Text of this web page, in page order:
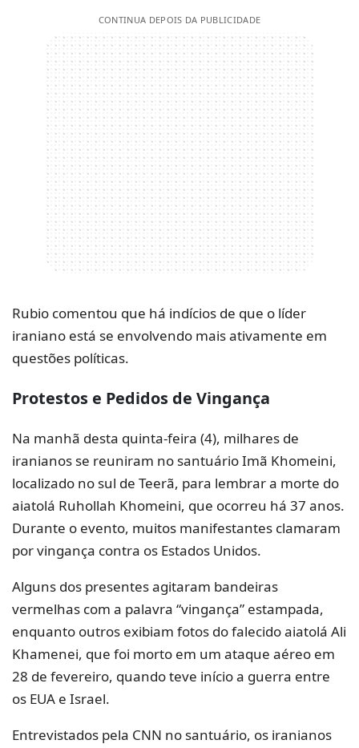
CONTINUA DEPOIS DA PUBLICIDADE
Rubio comentou que há indícios de que o líder
iraniano está se envolvendo mais ativamente em
questões políticas.
Protestos e Pedidos de Vingança
Na manhã desta quinta-feira (4), milhares de
iranianos se reuniram no santuário Imã Khomeini,
localizado no sul de Teerã, para lembrar a morte do
aiatolá Ruhollah Khomeini, que ocorreu há 37 anos.
Durante o evento, muitos manifestantes clamaram
por vingança contra os Estados Unidos.
Alguns dos presentes agitaram bandeiras
vermelhas com a palavra “vingança” estampada,
enquanto outros exibiam fotos do falecido aiatolá Ali
Khamenei, que foi morto em um ataque aéreo em
28 de fevereiro, quando teve início a guerra entre
os EUA e Israel.
Entrevistados pela CNN no santuário, os iranianos